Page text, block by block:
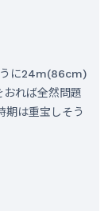
うに24m(86cm)
れば全然問題
期は重宝しそう